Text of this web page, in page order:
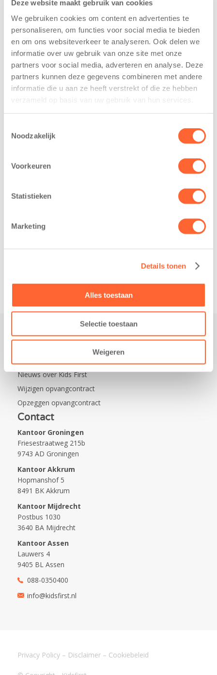
Deze website maakt gebruik van cookies
We gebruiken cookies om content en advertenties te
personaliseren, om functies voor social media te bieden
en om ons websiteverkeer te analyseren. Ook delen we
informatie over uw gebruik van onze site met onze
partners voor social media, adverteren en analyse. Deze
partners kunnen deze gegevens combineren met andere
informatie die u aan ze heeft verstrekt of die ze hebben
verzameld op basis van uw gebruik van hun services.
Noodzakelijk
Voorkeuren
Statistieken
Marketing
Details tonen
Alles toestaan
Selectie toestaan
Weigeren
Kinderen BSO
De
Westerburcht
trainen alvast
voor Kids First
Mini 4 Mijl
7 augustus 2026
2026 – Kinderen
van BSO De
Eelde trainden
voor de Kids First
Kids First
tekent
koopcontract
voor nieuw
kindcentrum in
wijk Wiarda in
Leeuwarden
11 juni 2026
realisatie van een
Leeuwarden Zuid.
Nieuws over Kids First
Wijzigen opvangcontract
Opzeggen opvangcontract
Contact
Kantoor Groningen
Friesestraatweg 215b
9743 AD Groningen
Kantoor Akkrum
Hopmanshof 5
8491 BK Akkrum
Kantoor Mijdrecht
Postbus 1030
3640 BA Mijdrecht
Kantoor Assen
Lauwers 4
9405 BL Assen
088-0350400
info@kidsfirst.nl
Privacy Policy – Disclaimer – Cookiebeleid